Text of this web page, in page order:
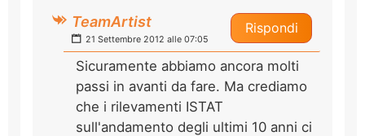
Rispondi
TeamArtist
21 Settembre 2012 alle 07:05
Sicuramente abbiamo ancora molti
passi in avanti da fare. Ma crediamo
che i rilevamenti ISTAT
sull'andamento degli ultimi 10 anni ci